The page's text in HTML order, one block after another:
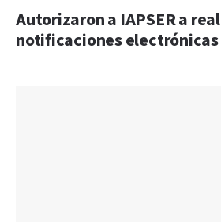
Autorizaron a IAPSER a
notificaciones